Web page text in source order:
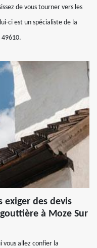
de vous tourner vers les
ci est un spécialiste de la
49610.
exiger des devis
à Moze Sur
vous allez confier la